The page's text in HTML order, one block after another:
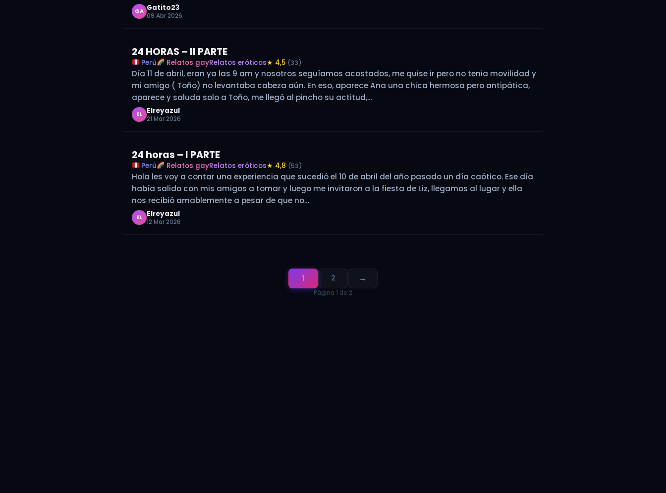
GA Gatito23
09 Abr 2026
24 HORAS – II PARTE
Perú Relatos gayRelatos eróticos★ 4,5 (33)
Día 11 de abril, eran ya las 9 am y nosotros seguíamos acostados, me quise ir pero no tenia movilidad y
mi amigo ( Toño) no levantaba cabeza aún. En eso, aparece Ana una chica hermosa pero antipática,
aparece y saluda solo a Toño, me llegó al pincho su actitud,…
EL Elreyazul
21 Mar 2026
24 horas – I PARTE
Perú Relatos gayRelatos eróticos★ 4,8 (53)
Hola les voy a contar una experiencia que sucedió el 10 de abril del año pasado un día caótico. Ese día
había salido con mis amigos a tomar y luego me invitaron a la fiesta de Liz, llegamos al lugar y ella
nos recibió amablemente a pesar de que no…
EL Elreyazul
12 Mar 2026
1 2 →
Página 1 de 2